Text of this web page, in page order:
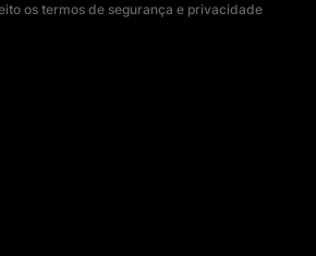
os termos de segurança e privacidade